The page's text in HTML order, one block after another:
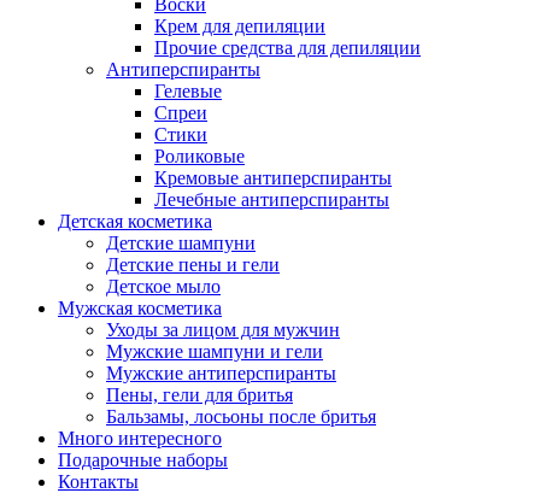
Крем для депиляции
Прочие средства для депиляции
Антиперспиранты
Гелевые
Спреи
Стики
Роликовые
Кремовые антиперспиранты
Лечебные антиперспиранты
Детская косметика
Детские шампуни
Детские пены и гели
Детское мыло
Мужская косметика
Уходы за лицом для мужчин
Мужские шампуни и гели
Мужские антиперспиранты
Пены, гели для бритья
Бальзамы, лосьоны после бритья
Много интересного
Подарочные наборы
Контакты